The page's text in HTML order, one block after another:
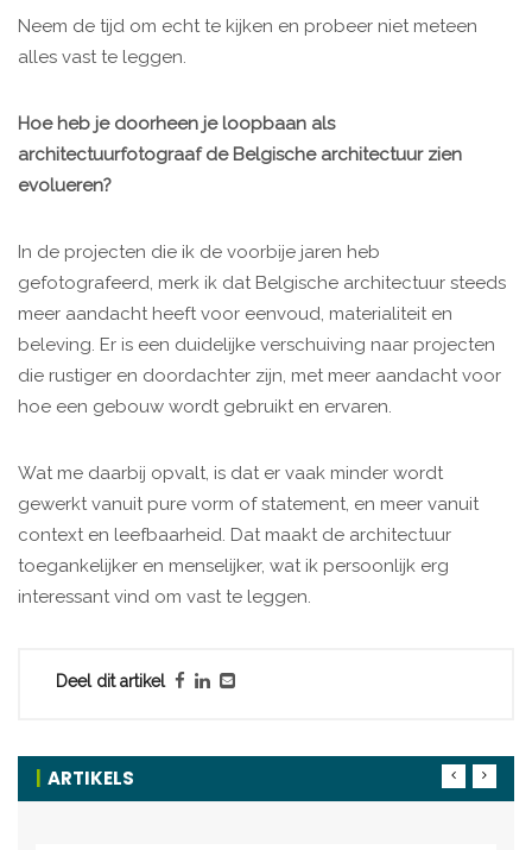
Neem de tijd om echt te kijken en probeer niet meteen
alles vast te leggen.
Hoe heb je doorheen je loopbaan als
architectuurfotograaf de Belgische architectuur zien
evolueren?
In de projecten die ik de voorbije jaren heb
gefotografeerd, merk ik dat Belgische architectuur steeds
meer aandacht heeft voor eenvoud, materialiteit en
beleving. Er is een duidelijke verschuiving naar projecten
die rustiger en doordachter zijn, met meer aandacht voor
hoe een gebouw wordt gebruikt en ervaren.
Wat me daarbij opvalt, is dat er vaak minder wordt
gewerkt vanuit pure vorm of statement, en meer vanuit
context en leefbaarheid. Dat maakt de architectuur
toegankelijker en menselijker, wat ik persoonlijk erg
interessant vind om vast te leggen.
Deel dit artikel
ARTIKELS